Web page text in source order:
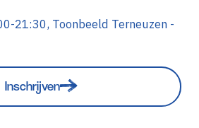
21:30, Toonbeeld Terneuzen -
Inschrijven